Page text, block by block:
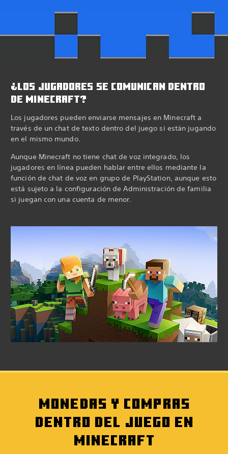
¿LOS JUGADORES SE COMUNICAN DENTRO
DE MINECRAFT?
Los jugadores pueden enviarse mensajes en Minecraft a
través de un chat de texto dentro del juego si están jugando
en el mismo mundo.
Aunque Minecraft no tiene chat de voz integrado, los
jugadores en línea pueden hablar entre ellos mediante la
función de chat de voz en grupo de PlayStation, aunque esto
está sujeto a la configuración de Administración de familia
si juegan con una cuenta de menor.
MONEDAS Y COMPRAS
DENTRO DEL JUEGO EN
MINECRAFT